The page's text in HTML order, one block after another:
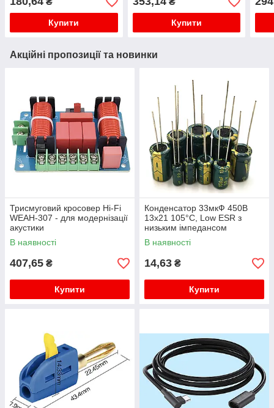
999 хвилин
Купити
999 хвилин. Двоканальне
Купити
Акційні пропозиції та новинки
Трисмуговий кросовер Hi-Fi
WEAH-307 - для модернізації
акустики
В наявності
407,65 ₴
Купити
Конденсатор 33мкФ 450В
13x21 105°C, Low ESR з
низьким імпедансом
В наявності
14,63 ₴
Купити